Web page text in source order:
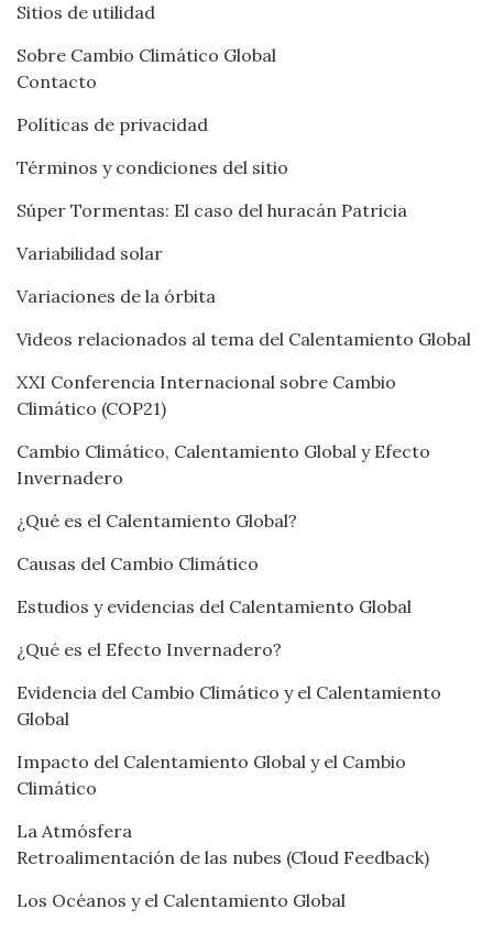
Sitios de utilidad
Sobre Cambio Climático Global
Contacto
Políticas de privacidad
Términos y condiciones del sitio
Súper Tormentas: El caso del huracán Patricia
Variabilidad solar
Variaciones de la órbita
Videos relacionados al tema del Calentamiento Global
XXI Conferencia Internacional sobre Cambio
Climático (COP21)
Cambio Climático, Calentamiento Global y Efecto
Invernadero
¿Qué es el Calentamiento Global?
Causas del Cambio Climático
Estudios y evidencias del Calentamiento Global
¿Qué es el Efecto Invernadero?
Evidencia del Cambio Climático y el Calentamiento
Global
Impacto del Calentamiento Global y el Cambio
Climático
La Atmósfera
Retroalimentación de las nubes (Cloud Feedback)
Los Océanos y el Calentamiento Global